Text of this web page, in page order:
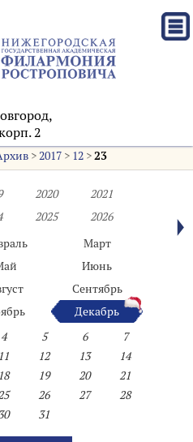
2
>2017 > 12 >23
2020
2021
2025
2026
Март
Июнь
Сентябрь
Декабрь
4 5 6
7
11 12 13
14
18 19 20
21
26 27
28
31